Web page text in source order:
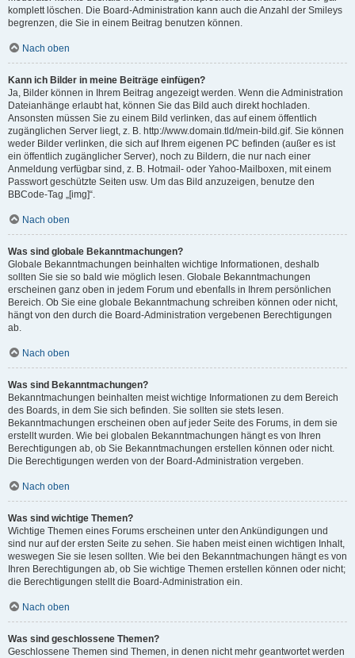
komplett löschen. Die Board-Administration kann auch die Anzahl der Smileys
begrenzen, die Sie in einem Beitrag benutzen können.
Nach oben
Kann ich Bilder in meine Beiträge einfügen?
Ja, Bilder können in Ihrem Beitrag angezeigt werden. Wenn die Administration
Dateianhänge erlaubt hat, können Sie das Bild auch direkt hochladen.
Ansonsten müssen Sie zu einem Bild verlinken, das auf einem öffentlich
zugänglichen Server liegt, z. B. http://www.domain.tld/mein-bild.gif. Sie können
weder Bilder verlinken, die sich auf Ihrem eigenen PC befinden (außer es ist
ein öffentlich zugänglicher Server), noch zu Bildern, die nur nach einer
Anmeldung verfügbar sind, z. B. Hotmail- oder Yahoo-Mailboxen, mit einem
Passwort geschützte Seiten usw. Um das Bild anzuzeigen, benutze den
BBCode-Tag „[img]“.
Nach oben
Was sind globale Bekanntmachungen?
Globale Bekanntmachungen beinhalten wichtige Informationen, deshalb
sollten Sie sie so bald wie möglich lesen. Globale Bekanntmachungen
erscheinen ganz oben in jedem Forum und ebenfalls in Ihrem persönlichen
Bereich. Ob Sie eine globale Bekanntmachung schreiben können oder nicht,
hängt von den durch die Board-Administration vergebenen Berechtigungen
ab.
Nach oben
Was sind Bekanntmachungen?
Bekanntmachungen beinhalten meist wichtige Informationen zu dem Bereich
des Boards, in dem Sie sich befinden. Sie sollten sie stets lesen.
Bekanntmachungen erscheinen oben auf jeder Seite des Forums, in dem sie
erstellt wurden. Wie bei globalen Bekanntmachungen hängt es von Ihren
Berechtigungen ab, ob Sie Bekanntmachungen erstellen können oder nicht.
Die Berechtigungen werden von der Board-Administration vergeben.
Nach oben
Was sind wichtige Themen?
Wichtige Themen eines Forums erscheinen unter den Ankündigungen und
sind nur auf der ersten Seite zu sehen. Sie haben meist einen wichtigen Inhalt,
weswegen Sie sie lesen sollten. Wie bei den Bekanntmachungen hängt es von
Ihren Berechtigungen ab, ob Sie wichtige Themen erstellen können oder nicht;
die Berechtigungen stellt die Board-Administration ein.
Nach oben
Was sind geschlossene Themen?
Geschlossene Themen sind Themen, in denen nicht mehr geantwortet werden